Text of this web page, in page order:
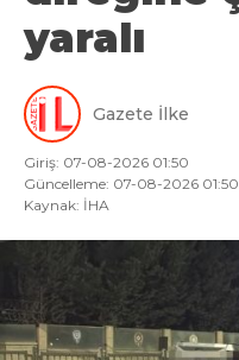
yaralı
Gazete İlke
Giriş: 07-08-2026 01:50
Güncelleme: 07-08-2026 01:50
Kaynak: İHA